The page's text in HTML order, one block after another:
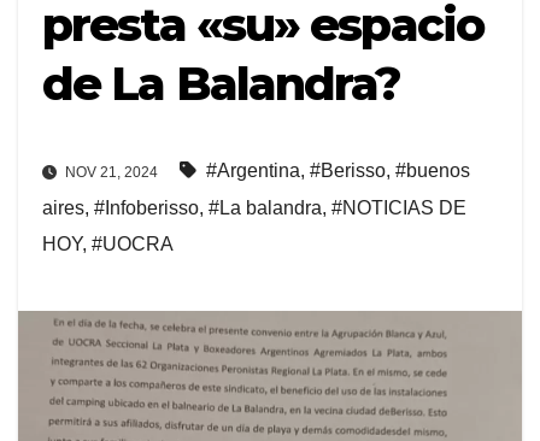
presta «su» espacio
de La Balandra?
NOV 21, 2024 #Argentina, #Berisso, #buenos
aires, #Infoberisso, #La balandra, #NOTICIAS DE
HOY, #UOCRA